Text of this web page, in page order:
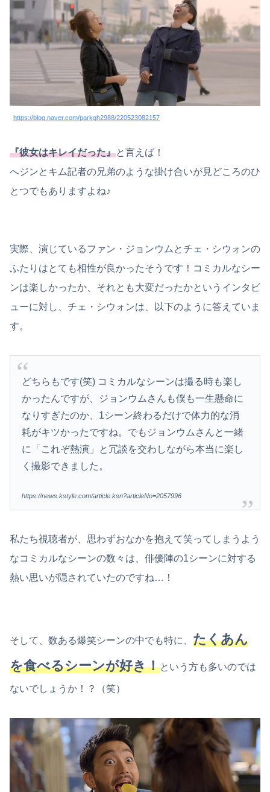
https://blog.naver.com/parkgh2988/220523082157
『彼女はキレイだった』と言えば！
へジンとキム記者の兄弟のような掛け合いが見どころのひ
とつでもありますよね♪
実際、演じているファン・ジョンウムとチェ・シウォンの
ふたりはとても相性が良かったそうです！コミカルなシー
ンは楽しかったか、それとも大変だったかというインタビ
ューに対し、チェ・シウォンは、以下のように答えていま
す。
どちらもです(笑) コミカルなシーンは撮る時も楽し
かったんですが、ジョンウムさんも僕も一生懸命に
なりすぎたのか、1シーン終わるだけで体力的な消
耗がキツかったですね。でもジョンウムさんと一緒
に「これぞ熱演」と冗談を交わしながら本当に楽し
く撮影できました。
https://news.kstyle.com/article.ksn?articleNo=2057996
私たち視聴者が、思わずおなかを抱えて笑ってしまうよう
なコミカルなシーンの数々は、俳優陣の1シーンに対する
熱い思いが隠されていたのですね…！
そして、数ある爆笑シーンの中でも特に、 たくあん
を食べるシーンが好き！という方も多いのでは
ないでしょうか！？（笑）